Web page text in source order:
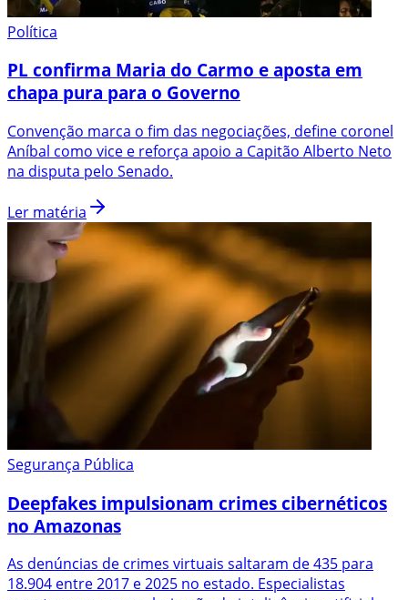
Política
PL confirma Maria do Carmo e aposta em
chapa pura para o Governo
Convenção marca o fim das negociações, define coronel
Aníbal como vice e reforça apoio a Capitão Alberto Neto
na disputa pelo Senado.
Ler matéria
Segurança Pública
Deepfakes impulsionam crimes cibernéticos
no Amazonas
As denúncias de crimes virtuais saltaram de 435 para
18.904 entre 2017 e 2025 no estado. Especialistas